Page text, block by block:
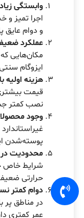
وابستگی
اجرا تمیز
و دوام عایق
عملکرد
مکان‌هایی
ایزوگام
هزینه اولیه
قیمت
نصب کمتر
وجود
پوسته‌شدن
محدودیت در
شرایط خاص
حرارتی
دوام کمتر
در مناطق پر
عمر کمتری